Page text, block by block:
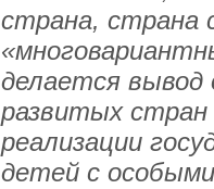
страна, страна
делается вывод
развитых стран
реализации
детей с